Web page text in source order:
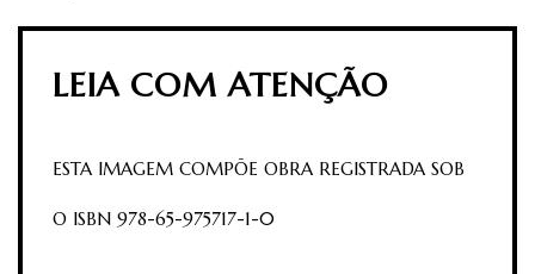
LEIA COM ATENÇÃO
ESTA IMAGEM COMPÕE OBRA REGISTRADA SOB
O ISBN 978-65-975717-1-0